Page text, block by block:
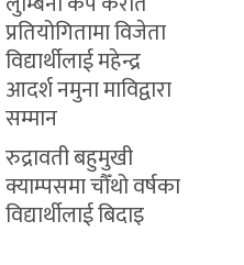
प्रतियोगितामा विजेता
विद्यार्थीलाई महेन्द्र
आदर्श नमुना माविद्वारा
सम्मान
रुद्रावती बहुमुखी
क्याम्पसमा चौँथो वर्षका
विद्यार्थीलाई बिदाइ